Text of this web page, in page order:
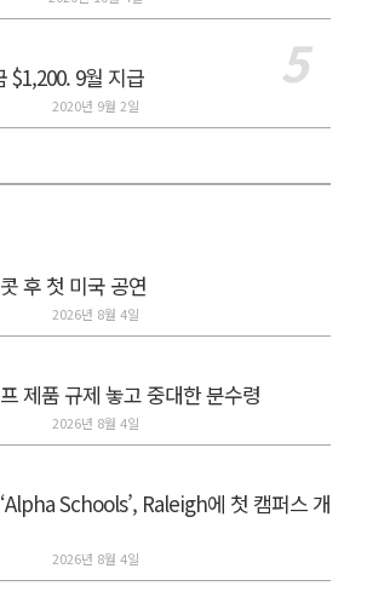
$1,200. 9월 지급
2020년 9월 2일
후 첫 미국 공연
2026년 8월 4일
제품 규제 놓고 중대한 분수령
2026년 8월 4일
Schools’, Raleigh에 첫 캠퍼스 개
2026년 8월 4일